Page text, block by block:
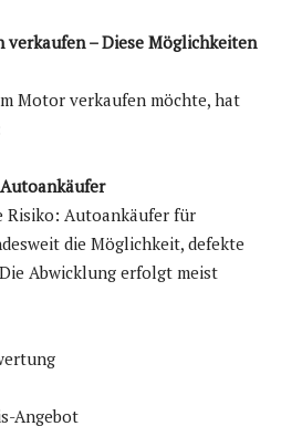
verkaufen – Diese Möglichkeiten
Motor verkaufen möchte, hat
Risiko: Autoankäufer für
die Möglichkeit, defekte
Abwicklung erfolgt meist
Angebot